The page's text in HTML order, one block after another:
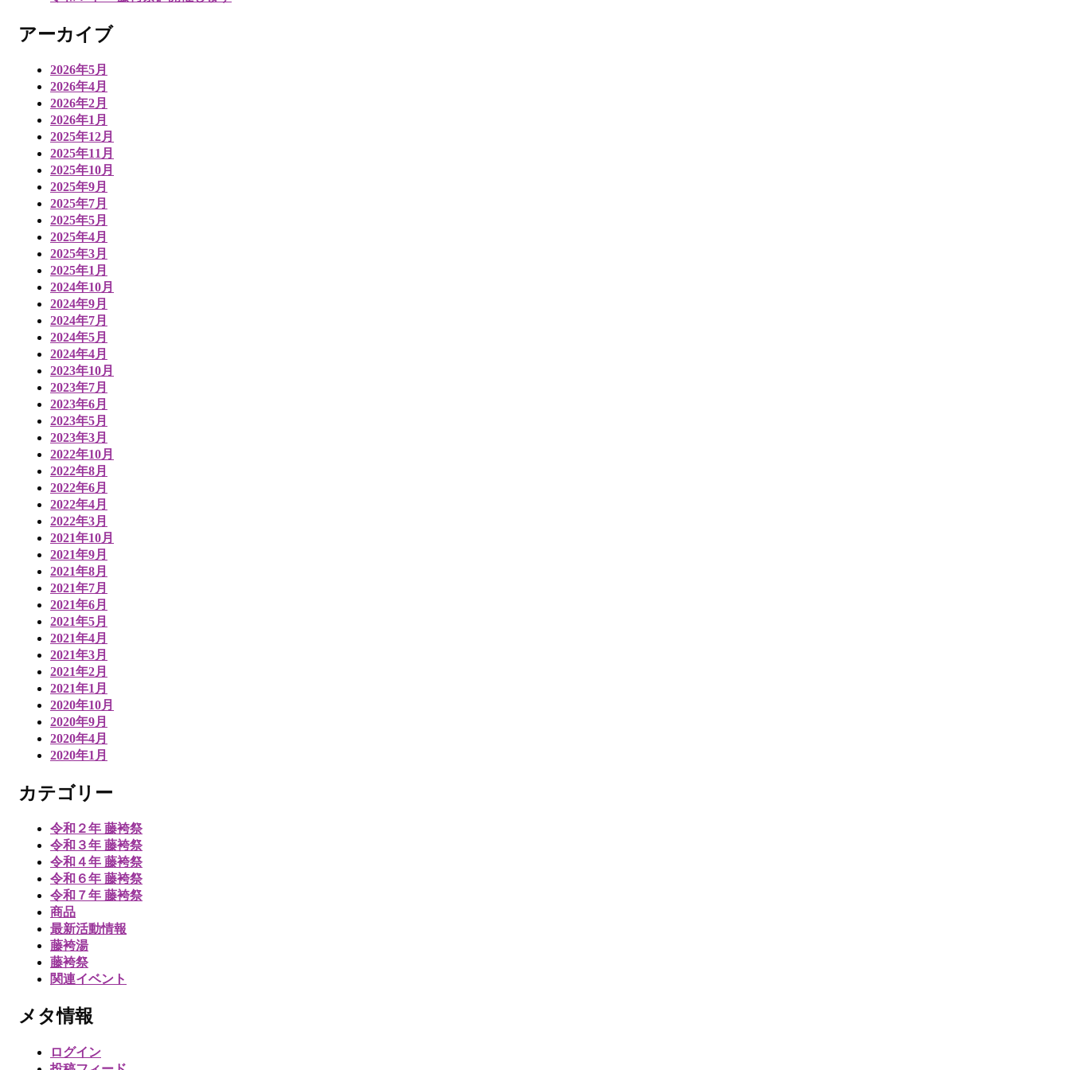
アーカイブ
2026年5月
2026年4月
2026年2月
2026年1月
2025年12月
2025年11月
2025年10月
2025年9月
2025年7月
2025年5月
2025年4月
2025年3月
2025年1月
2024年10月
2024年9月
2024年7月
2024年5月
2024年4月
2023年10月
2023年7月
2023年6月
2023年5月
2023年3月
2022年10月
2022年8月
2022年6月
2022年4月
2022年3月
2021年10月
2021年9月
2021年8月
2021年7月
2021年6月
2021年5月
2021年4月
2021年3月
2021年2月
2021年1月
2020年10月
2020年9月
2020年4月
2020年1月
カテゴリー
令和２年 藤袴祭
令和３年 藤袴祭
令和４年 藤袴祭
令和６年 藤袴祭
令和７年 藤袴祭
商品
最新活動情報
藤袴湯
藤袴祭
関連イベント
メタ情報
ログイン